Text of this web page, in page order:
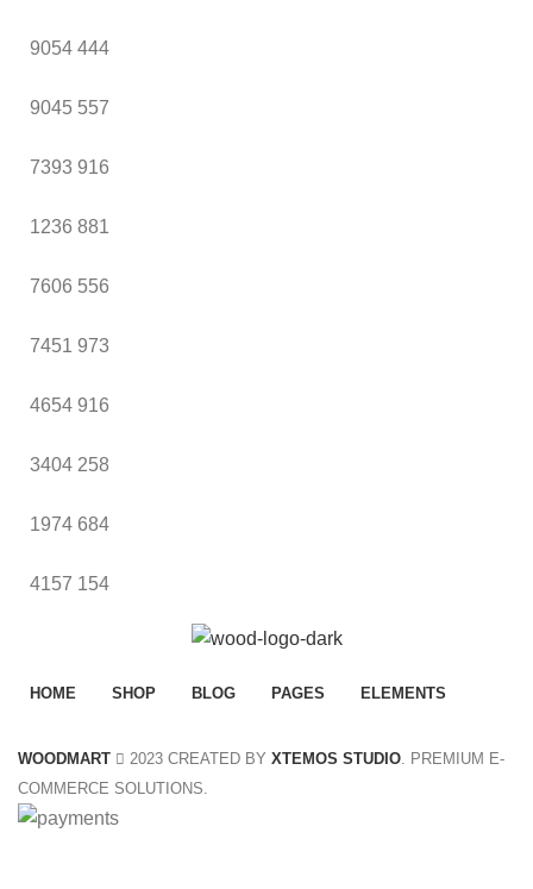
9054 444
9045 557
7393 916
1236 881
7606 556
7451 973
4654 916
3404 258
1974 684
4157 154
HOME SHOP BLOG PAGES ELEMENTS
WOODMART 2023 CREATED BY XTEMOS STUDIO . PREMIUM E-
COMMERCE SOLUTIONS.